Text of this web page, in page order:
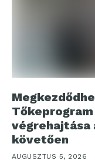
végrehajtása
követően
AUGUSZTUS 5, 2026